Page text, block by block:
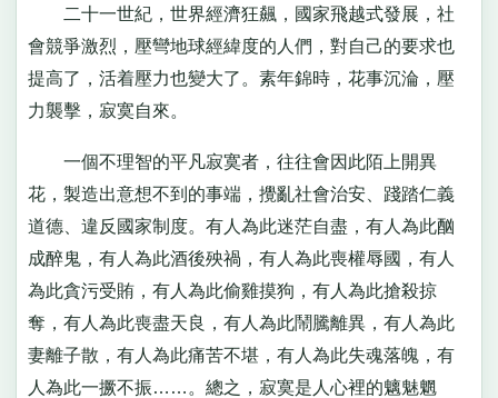
二十一世紀，世界經濟狂飆，國家飛越式發展，社
會競爭激烈，壓彎地球經緯度的人們，對自己的要求也
提高了，活着壓力也變大了。素年錦時，花事沉淪，壓
力襲擊，寂寞自來。
一個不理智的平凡寂寞者，往往會因此陌上開異
花，製造出意想不到的事端，攪亂社會治安、踐踏仁義
道德、違反國家制度。有人為此迷茫自盡，有人為此酗
成醉鬼，有人為此酒後殃禍，有人為此喪權辱國，有人
為此貪污受賄，有人為此偷雞摸狗，有人為此搶殺掠
奪，有人為此喪盡天良，有人為此鬧騰離異，有人為此
妻離子散，有人為此痛苦不堪，有人為此失魂落魄，有
人為此一撅不振……。總之，寂寞是人心裡的魑魅魍